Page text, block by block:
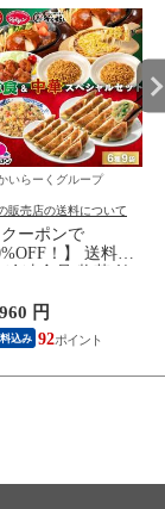
いらーくグループ
販売店の送料について
クーポンで
！】 送料無
華スペシャルセ
（6種9袋） / 炒
ハンバーグ ピラ
ず 弁当 冷食
円
込み 92